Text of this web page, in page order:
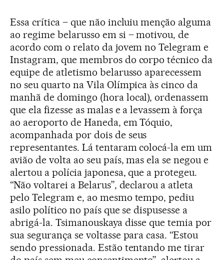
Essa crítica – que não incluiu menção alguma
ao regime belarusso em si – motivou, de
acordo com o relato da jovem no Telegram e
Instagram, que membros do corpo técnico da
equipe de atletismo belarusso aparecessem
no seu quarto na Vila Olímpica às cinco da
manhã de domingo (hora local), ordenassem
que ela fizesse as malas e a levassem à força
ao aeroporto de Haneda, em Tóquio,
acompanhada por dois de seus
representantes. Lá tentaram colocá-la em um
avião de volta ao seu país, mas ela se negou e
alertou a polícia japonesa, que a protegeu.
“Não voltarei a Belarus”, declarou a atleta
pelo Telegram e, ao mesmo tempo, pediu
asilo político no país que se dispusesse a
abrigá-la. Tsimanouskaya disse que temia por
sua segurança se voltasse para casa. “Estou
sendo pressionada. Estão tentando me tirar